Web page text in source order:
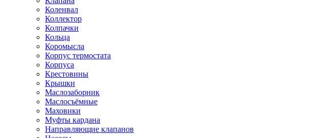
Коленвал
Коллектор
Колпачки
Кольца
Коромысла
Корпус термостата
Корпуса
Крестовины
Крышки
Маслозаборник
Маслосъёмные
Маховики
Муфты кардана
Направляющие клапанов